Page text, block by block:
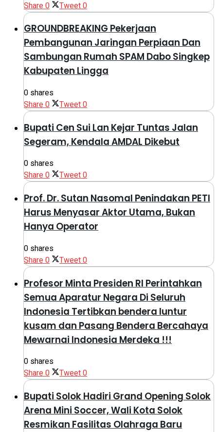
Share0 Tweet0
GROUNDBREAKING Pekerjaan
Pembangunan Jaringan Perpiaan Dan
Sambungan Rumah SPAM Dabo Singkep
Kabupaten Lingga
0 shares
Share0 Tweet0
Bupati Cen Sui Lan Kejar Tuntas Jalan
Segeram, Kendala AMDAL Dikebut
0 shares
Share0 Tweet0
Prof. Dr. Sutan Nasomal Penindakan PETI
Harus Menyasar Aktor Utama, Bukan
Hanya Operator
0 shares
Share0 Tweet0
Profesor Minta Presiden RI Perintahkan
Semua Aparatur Negara Di Seluruh
Indonesia Tertibkan bendera luntur
kusam dan Pasang Bendera Bercahaya
Mewarnai Indonesia Merdeka !!!
0 shares
Share0 Tweet0
Bupati Solok Hadiri Grand Opening Solok
Arena Mini Soccer, Wali Kota Solok
Resmikan Fasilitas Olahraga Baru